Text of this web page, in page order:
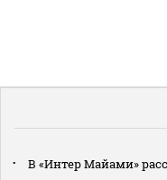
В «Интер Майами»